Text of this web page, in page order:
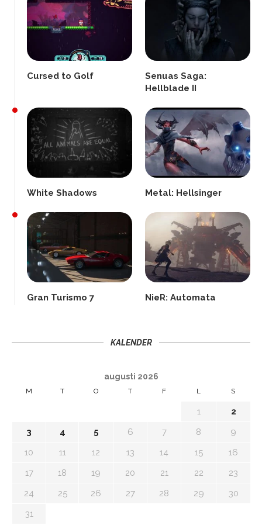
Cursed to Golf
Senuas Saga:
Hellblade II
White Shadows Metal: Hellsinger
Gran Turismo 7 NieR: Automata
KALENDER
augusti 2026
M T O T F L S
1
2
3
4 5 6 7 8
9
10
11 12 13 14 15
16
17
18 19 20 21 22
23
24
25 26 27 28 29
30
31